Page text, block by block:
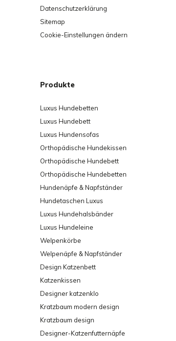
Datenschutzerklärung
Sitemap
Cookie-Einstellungen ändern
Produkte
Luxus Hundebetten
Luxus Hundebett
Luxus Hundensofas
Orthopädische Hundekissen
Orthopädische Hundebett
Orthopädische Hundebetten
Hundenäpfe & Napfständer
Hundetaschen Luxus
Luxus Hundehalsbänder
Luxus Hundeleine
Welpenkörbe
Welpenäpfe & Napfständer
Design Katzenbett
Katzenkissen
Designer katzenklo
Kratzbaum modern design
Kratzbaum design
Designer-Katzenfutternäpfe